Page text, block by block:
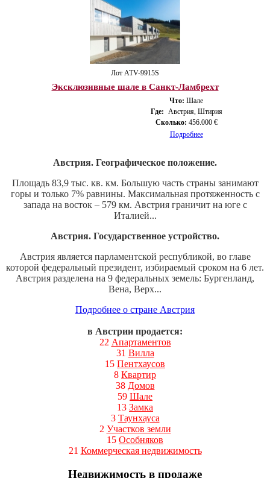
Лот ATV-9915S
Эксклюзивные шале в Санкт-Ламбрехт
Что: Шале
Где: Австрия, Штирия
Сколько: 456.000 €
Подробнее
Австрия. Географическое положение.
Площадь 83,9 тыс. кв. км. Большую часть страны занимают
горы и только 7% равнины. Максимальная протяженность с
запада на восток – 579 км. Австрия граничит на юге с
Италией...
Австрия. Государственное устройство.
Австрия является парламентской республикой, во главе
которой федеральный президент, избираемый сроком на 6 лет.
Австрия разделена на 9 федеральных земель: Бургенланд,
Вена, Верх...
Подробнее о стране Австрия
в Австрии продается:
22 Апартаментов
31 Вилла
15 Пентхаусов
8 Квартир
38 Домов
59 Шале
13 Замка
3 Таунхауса
2 Участков земли
15 Особняков
21 Коммерческая недвижимость
Недвижимость в продаже